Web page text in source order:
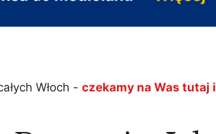
Włoch - czekamy na Was tutaj i